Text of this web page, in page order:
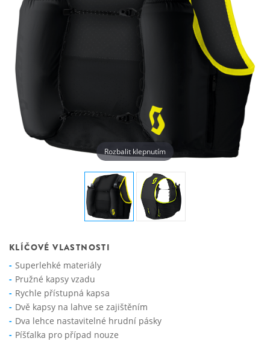
Rozbalit klepnutím
KLÍČOVÉ VLASTNOSTI
Superlehké materiály
Pružné kapsy vzadu
Rychle přístupná kapsa
Dvě kapsy na lahve se zajištěním
Dva lehce nastavitelné hrudní pásky
Píšťalka pro případ nouze